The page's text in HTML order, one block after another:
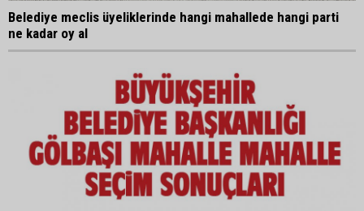
Belediye meclis üyeliklerinde hangi mahallede hangi parti
ne kadar oy al